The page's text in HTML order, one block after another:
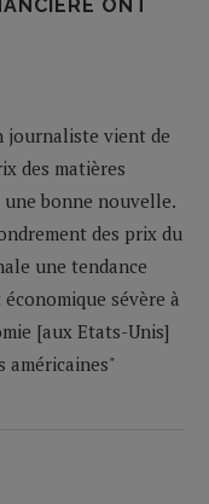
ONT
journaliste vient de
des matières
une bonne nouvelle.
des prix du
une tendance
sévère à
[aux Etats-Unis]
américaines"